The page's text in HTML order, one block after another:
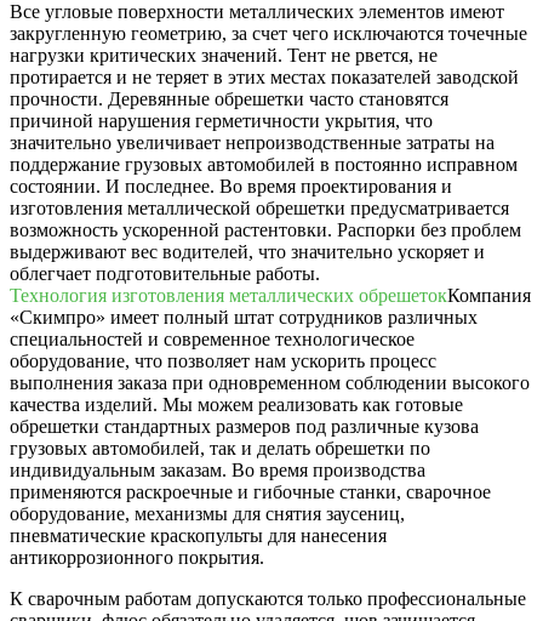
Все угловые поверхности металлических элементов имеют
закругленную геометрию, за счет чего исключаются точечные
нагрузки критических значений. Тент не рвется, не
протирается и не теряет в этих местах показателей заводской
прочности. Деревянные обрешетки часто становятся
причиной нарушения герметичности укрытия, что
значительно увеличивает непроизводственные затраты на
поддержание грузовых автомобилей в постоянно исправном
состоянии. И последнее. Во время проектирования и
изготовления металлической обрешетки предусматривается
возможность ускоренной растентовки. Распорки без проблем
выдерживают вес водителей, что значительно ускоряет и
облегчает подготовительные работы.
Технология изготовления металлических обрешетокКомпания
«Скимпро» имеет полный штат сотрудников различных
специальностей и современное технологическое
оборудование, что позволяет нам ускорить процесс
выполнения заказа при одновременном соблюдении высокого
качества изделий. Мы можем реализовать как готовые
обрешетки стандартных размеров под различные кузова
грузовых автомобилей, так и делать обрешетки по
индивидуальным заказам. Во время производства
применяются раскроечные и гибочные станки, сварочное
оборудование, механизмы для снятия заусениц,
пневматические краскопульты для нанесения
антикоррозионного покрытия.
К сварочным работам допускаются только профессиональные